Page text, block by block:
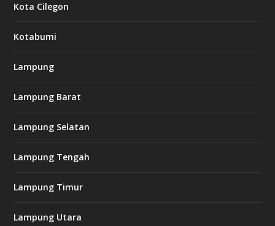
Kota Cilegon
Kotabumi
Lampung
Lampung Barat
Lampung Selatan
Lampung Tengah
Lampung Timur
Lampung Utara